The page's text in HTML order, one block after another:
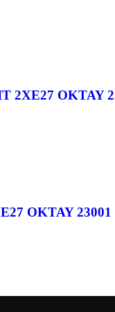
2XE27 OKTAY
OKTAY 23001